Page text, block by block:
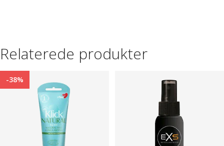
Relaterede produkter
-38%